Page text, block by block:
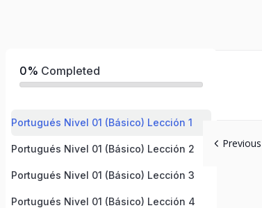
0% Completed
Portugués Nivel 01 (Básico) Lección 1
Portugués Nivel 01 (Básico) Lección 2
Portugués Nivel 01 (Básico) Lección 3
Portugués Nivel 01 (Básico) Lección 4
Previous